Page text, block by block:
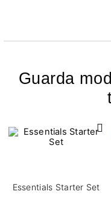
Guarda
Essentials Starter Set